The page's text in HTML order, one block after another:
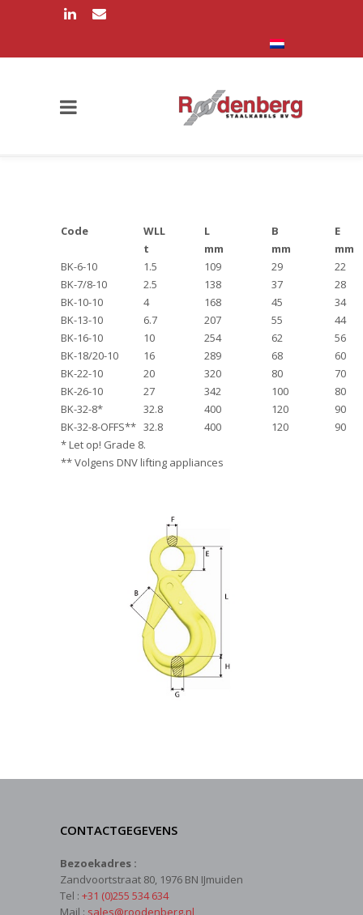
Code WLL L B
E
t
mm mm
mm
BK-6-10
1.5 109 29
22
BK-7/8-10
2.5 138 37
28
BK-10-10
4 168 45
34
BK-13-10
6.7 207 55
44
BK-16-10
10 254 62
56
BK-18/20-10
16 289 68
60
BK-22-10
20 320 80
70
BK-26-10
27 342 100
80
BK-32-8*
32.8 400 120
90
BK-32-8-OFFS** 32.8 400 120
90
* Let op! Grade 8.
** Volgens DNV lifting appliances
CONTACTGEGEVENS
Bezoekadres :
Zandvoortstraat 80, 1976 BN IJmuiden
Tel : +31 (0)255 534 634
Mail : sales@roodenberg.nl